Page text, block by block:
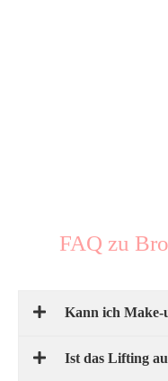
FAQ zu
Kann ich Make-
Ist das Lifting